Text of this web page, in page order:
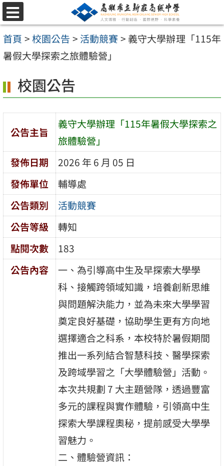
跳
至
主
要
容
區
選
單
首頁 >校園公告 > 活動競賽 > 義守大學辦理「115年
暑假大學探索之旅體驗營」
校園公告
公告主旨
義守大學辦理「115年暑假大學探索之
旅體驗營」
發佈日期
2026 年 6 月 05 日
發佈單位
輔導處
公告類別
活動競賽
公告等級
轉知
點閱次數
183
公告內容
一、為引導高中生及早探索大學學
科、接觸跨領域知識，培養創新思維
與問題解決能力，並為未來大學學習
奠定良好基礎，協助學生更有方向地
選擇適合之科系，本校特於暑假期間
推出一系列結合智慧科技、醫學探索
及跨域學習之「大學體驗營」活動。
本次共規劃 7 大主題營隊，透過豐富
多元的課程與實作體驗，引領高中生
探索大學課程奧秘，提前感受大學學
習魅力。
二、體驗營資訊：